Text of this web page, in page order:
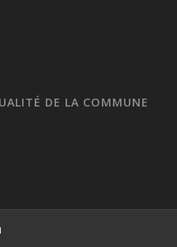
DE LA COMMUNE